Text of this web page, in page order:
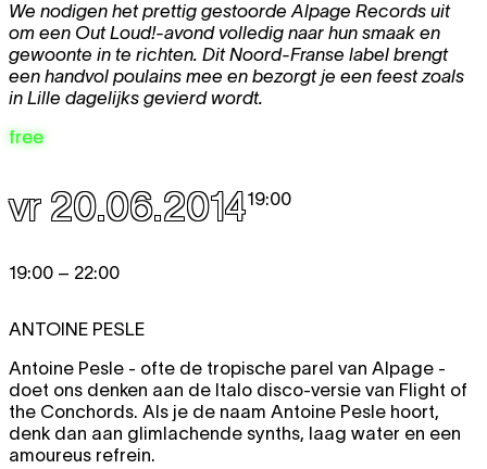
We nodigen het prettig gestoorde Alpage Records uit
om een Out Loud!-avond volledig naar hun smaak en
gewoonte in te richten. Dit Noord-Franse label brengt
een handvol poulains mee en bezorgt je een feest zoals
in Lille dagelijks gevierd wordt.
free
vr 20.06.201419:00
19:00 – 22:00
ANTOINE PESLE
Antoine Pesle - ofte de tropische parel van Alpage -
doet ons denken aan de Italo disco-versie van Flight of
the Conchords. Als je de naam Antoine Pesle hoort,
denk dan aan glimlachende synths, laag water en een
amoureus refrein.